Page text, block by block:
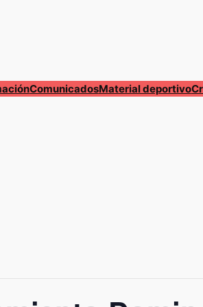
ComunicadosMaterial deportivo